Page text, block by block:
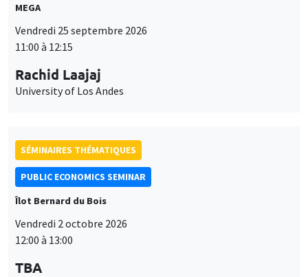
MEGA
Vendredi 25 septembre 2026
11:00 à 12:15
Rachid Laajaj
University of Los Andes
SÉMINAIRES THÉMATIQUES
PUBLIC ECONOMICS SEMINAR
Îlot Bernard du Bois
Vendredi 2 octobre 2026
12:00 à 13:00
TBA